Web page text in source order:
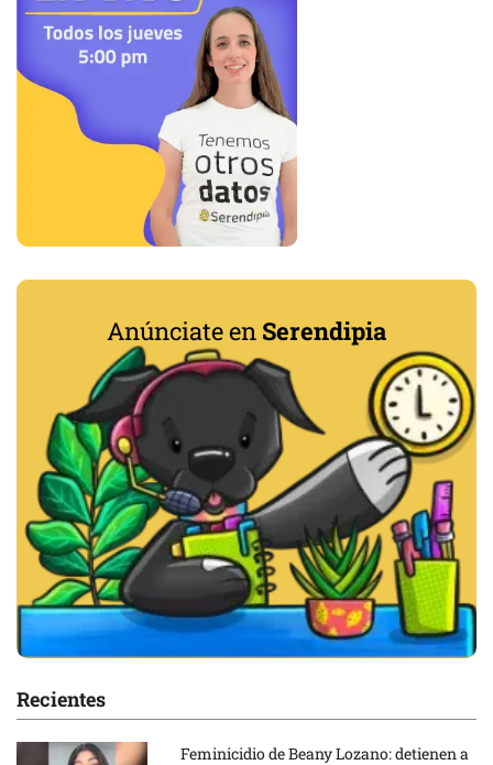
Anúnciate en Serendipia
Recientes
Feminicidio de Beany Lozano: detienen a